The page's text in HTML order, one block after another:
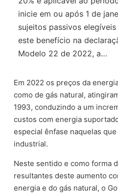
inicie em ou após 1 de
sujeitos passivos
este benefício na
Modelo 22 de 2022, a…
Em 2022 os preços da
como de gás natural,
1993, conduzindo a um
custos com energia
especial ênfase naquelas
industrial.
Neste sentido e como forma
resultantes deste aumento
energia e do gás natural, o